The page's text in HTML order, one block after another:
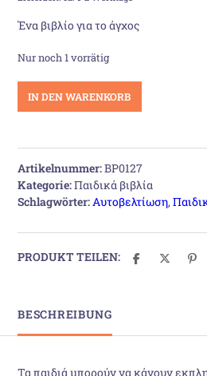
war:
13,00 €
Ένα βιβλίο για το άγχος
Nur noch 1 vorrätig
φίλος
IN DEN WARENKORB
Artikelnummer:BP0127
Kategorie:Παιδικά βιβλία
Schlagwörter: Αυτοβελτίωση,
PRODUKT TEILEN:
BESCHREIBUNG
Τα παιδιά µπορούν να κάνουν